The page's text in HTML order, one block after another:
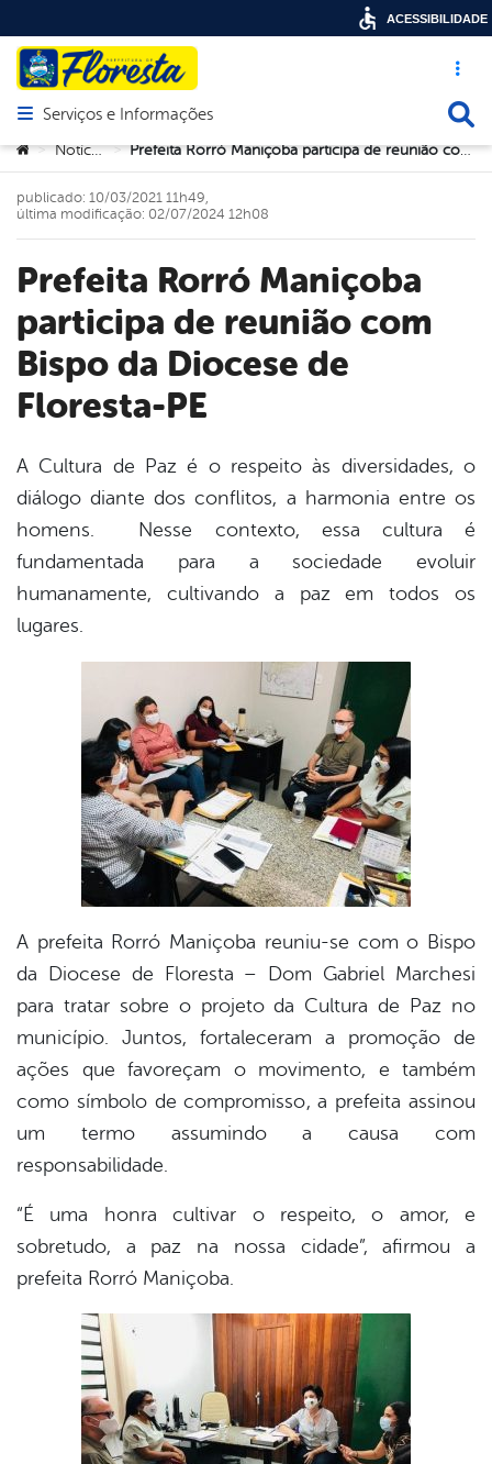
Acesso
Abrir menu principal de navegação
Serviços e Informações
Você está aqui:
> Notícias > Prefeita Rorró Maniçoba participa de reunião com Bispo da Diocese de Floresta-PE
Prefeita Rorró Maniçoba
participa de reunião com
Bispo da Diocese de
Floresta-PE
publicado: 10/03/2021 11h49,
última modificação: 02/07/2024 12h08
A Cultura de Paz é o respeito às diversidades, o
diálogo diante dos conflitos, a harmonia entre os
homens. Nesse contexto, essa cultura é
fundamentada para a sociedade evoluir
humanamente, cultivando a paz em todos os
lugares.
A prefeita Rorró Maniçoba reuniu-se com o Bispo
da Diocese de Floresta – Dom Gabriel Marchesi
para tratar sobre o projeto da Cultura de Paz no
município. Juntos, fortaleceram a promoção de
ações que favoreçam o movimento, e também
como símbolo de compromisso, a prefeita assinou
um termo assumindo a causa com
responsabilidade.
“É uma honra cultivar o respeito, o amor, e
sobretudo, a paz na nossa cidade”, afirmou a
prefeita Rorró Maniçoba.
ACESSIBILIDADE